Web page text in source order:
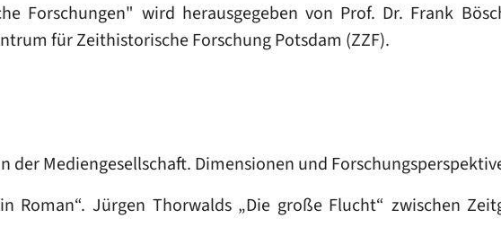
Forschungen" wird herausgegeben von Prof. Dr. Frank
für Zeithistorische Forschung Potsdam (ZZF).
der Mediengesellschaft. Dimensionen und
Roman“. Jürgen Thorwalds „Die große Flucht“ zwischen